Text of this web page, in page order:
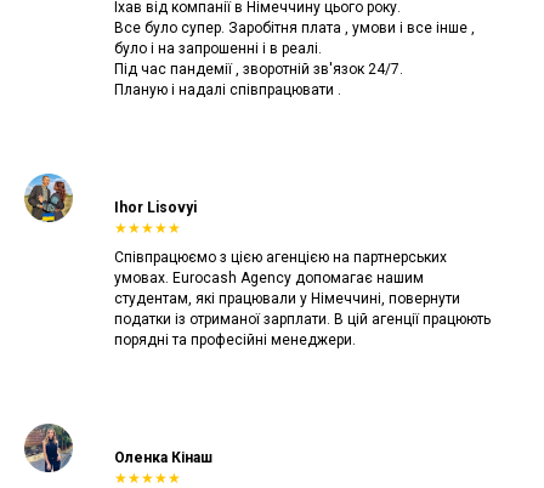
Їхав від компанії в Німеччину цього року.
Все було супер. Заробітня плата , умови і все інше ,
було і на запрошенні і в реалі.
Під час пандемії , зворотній зв'язок 24/7.
Планую і надалі співпрацювати .
Ihor Lisovyi
★★★★★
Співпрацюємо з цією агенцією на партнерських
умовах. Eurocash Agency допомагає нашим
студентам, які працювали у Німеччині, повернути
податки із отриманої зарплати. В цій агенції працюють
порядні та професійні менеджери.
Оленка Кінаш
★★★★★